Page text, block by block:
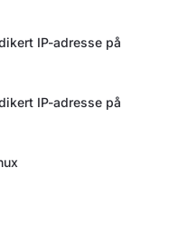
IP-adresse på
IP-adresse på